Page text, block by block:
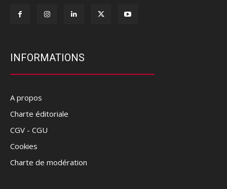
INFORMATIONS
A propos
Charte éditoriale
CGV - CGU
Cookies
Charte de modération